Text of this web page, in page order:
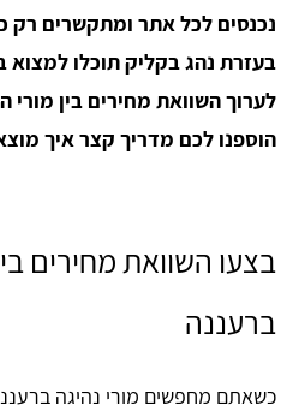
נכנסים לכל אתר ומתקשרים רק
בעזרת נהג בקליק תוכלו למצוא
לערוך השוואת מחירים בין
הוספנו לכם מדריך קצר איך
בצעו השוואת מחירים
ברעננה
כשאתם מחפשים מורי נהיגה